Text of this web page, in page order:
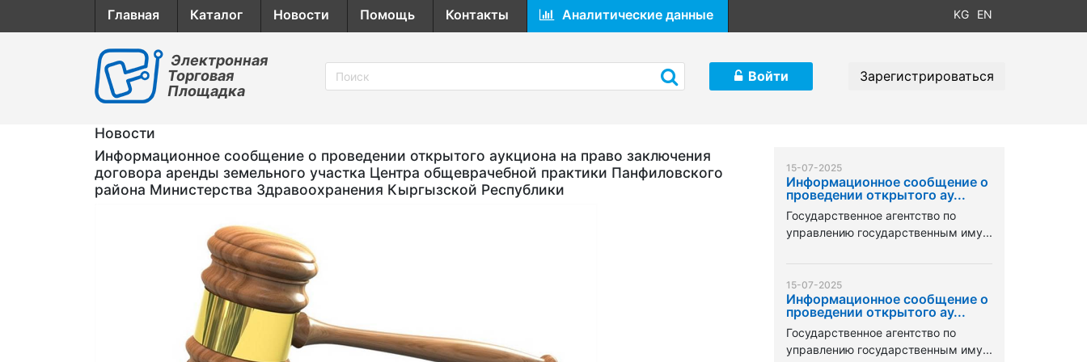
Главная Каталог Новости Помощь Контакты Аналитические данные KG EN
Электронная
Торговая
Площадка
Войти Зарегистрироваться
Новости
Информационное сообщение о проведении открытого аукциона на право заключения
договора аренды земельного участка Центра общеврачебной практики Панфиловского
района Министерства Здравоохранения Кыргызской Республики
15-07-2025
Информационное сообщение о
проведении открытого ау...
Государственное агентство по
управлению государственным иму...
15-07-2025
Информационное сообщение о
проведении открытого ау...
Государственное агентство по
управлению государственным иму...